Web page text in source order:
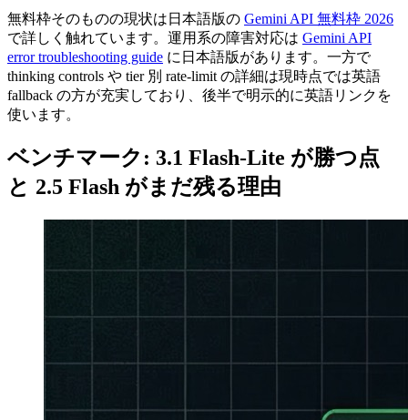
無料枠そのものの現状は日本語版の Gemini API 無料枠 2026
で詳しく触れています。運用系の障害対応は Gemini API
error troubleshooting guide に日本語版があります。一方で
thinking controls や tier 別 rate-limit の詳細は現時点では英語
fallback の方が充実しており、後半で明示的に英語リンクを
使います。
ベンチマーク: 3.1 Flash-Lite が勝つ点
と 2.5 Flash がまだ残る理由